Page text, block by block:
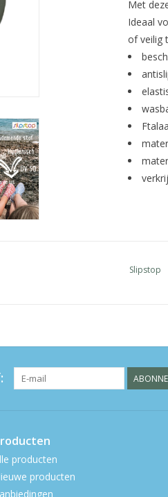
Met
Ideaal
of veilig
Slipstop
producten
producten